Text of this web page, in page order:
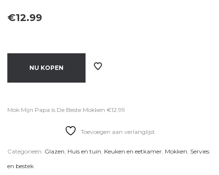
€12.99
NU KOPEN
Mok Mijn Papa Is De Beste Mokken €12.99
Toevoegen aan verlanglijst
Categorieën: Glazen, Huis en tuin, Keuken en eetkamer, Mokken, Servies
en bestek